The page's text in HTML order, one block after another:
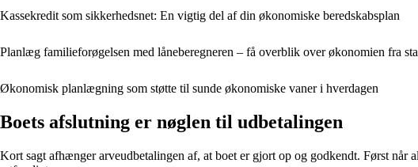
Kassekredit som sikkerhedsnet: En vigtig del af din økonomiske beredskabsplan
Planlæg familieforøgelsen med låneberegneren – få overblik over økonomien fra
Økonomisk planlægning som støtte til sunde økonomiske vaner i hverdagen
Boets afslutning er nøglen til udbetalingen
Kort sagt afhænger arveudbetalingen af, at boet er gjort op og godkendt. Først